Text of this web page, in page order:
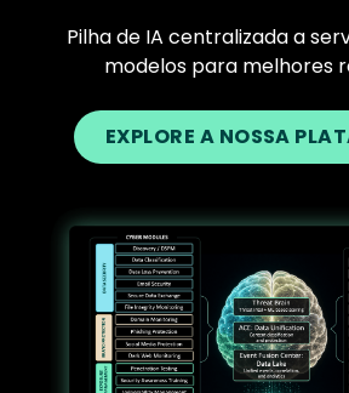
Pilha de IA centralizada a
modelos para melhores
EXPLORE A NOSSA